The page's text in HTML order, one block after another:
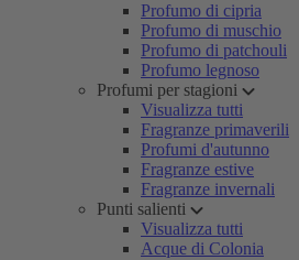
Profumo di cipria
Profumo di muschio
Profumo di patchouli
Profumo legnoso
Profumi per stagioni
Visualizza tutti
Fragranze primaverili
Profumi d'autunno
Fragranze estive
Fragranze invernali
Punti salienti
Visualizza tutti
Acque di Colonia